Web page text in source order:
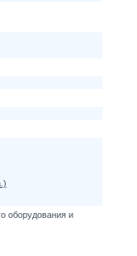
оборудования и